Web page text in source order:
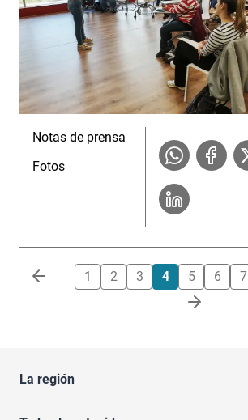
Notas de prensa
Fotos
Paginación 1 2 3 4 5 6 7
La región